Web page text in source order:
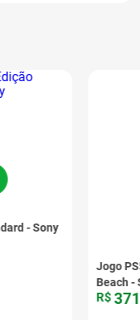
- Sony
Jogo
Beach -
R$371